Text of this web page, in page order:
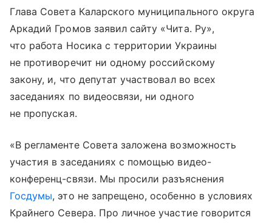
Глава Совета Каларского муниципального округа
Аркадий Громов заявил сайту «Чита. Ру»,
что работа Носика с территории Украины
не противоречит ни одному российскому
закону, и, что депутат участвовал во всех
заседаниях по видеосвязи, ни одного
не пропуская.
«В регламенте Совета заложена возможность
участия в заседаниях с помощью видео-
конференц-связи. Мы просили разъяснения
Госдумы, это не запрещено, особенно в условиях
Крайнего Севера. Про личное участие говорится